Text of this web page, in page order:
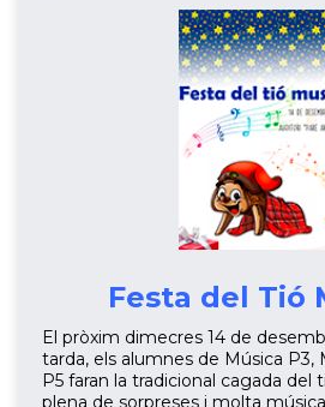
Festa del Tió
El pròxim dimecres 14 de
tarda, els alumnes de Música P3,
P5 faran la tradicional cagada del